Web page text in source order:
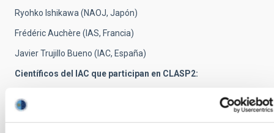
Ryohko Ishikawa (NAOJ, Japón)
Frédéric Auchère (IAS, Francia)
Javier Trujillo Bueno (IAC, España)
Científicos del IAC que participan en CLASP2:
Andrés Asensio Ramos (IAC)